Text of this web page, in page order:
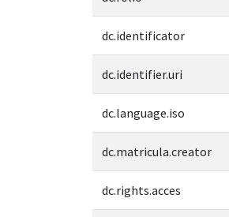
dc.identificator
dc.identifier.uri
dc.language.iso
dc.matricula.creator
dc.rights.acces